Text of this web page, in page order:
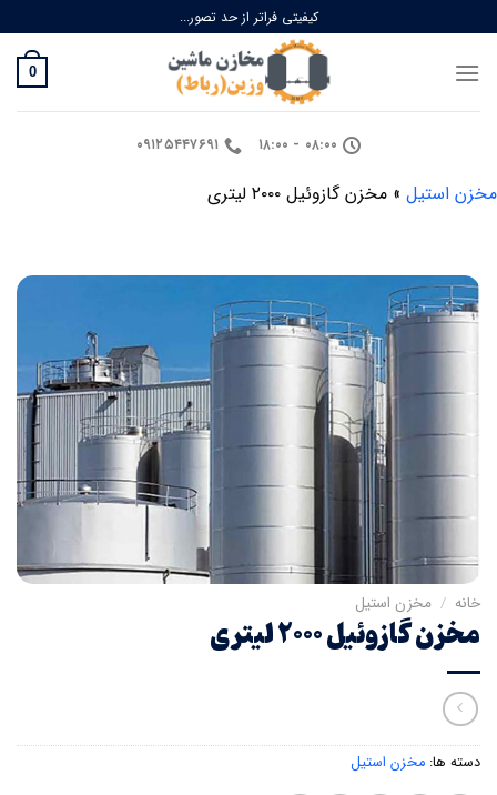
to
content
کیفیتی فراتر از حد تصور...
0
۰۸:۰۰ - ۱۸:۰۰ ۰۹۱۲۵۴۴۷۶۹۱
مخزن استیل » مخزن گازوئیل ۲۰۰۰ لیتری
خانه / مخزن استیل
مخزن گازوئیل ۲۰۰۰ لیتری
دسته ها: مخزن استیل